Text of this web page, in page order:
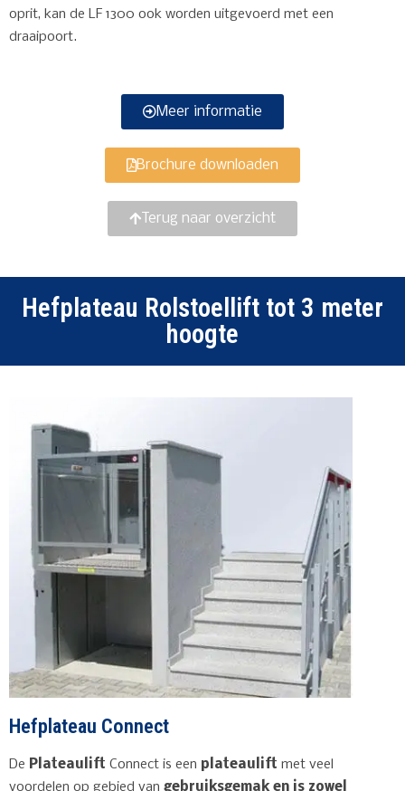
oprit, kan de LF 1300 ook worden uitgevoerd met een
draaipoort.
Meer informatie
Brochure downloaden
Terug naar overzicht
Hefplateau Rolstoellift tot 3 meter
hoogte
Hefplateau Connect
De Plateaulift Connect is een plateaulift met veel
voordelen op gebied van gebruiksgemak en is zowel